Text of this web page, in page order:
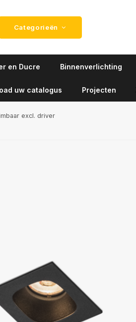
Categorieën
en Ducre Binnenverlichting
uw catalogus Projecten
excl. driver